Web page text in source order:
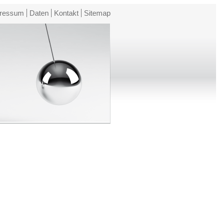
Daten Kontakt Sitemap